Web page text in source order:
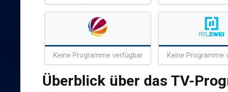
Keine Programme verfügbar Keine Programme
Überblick über das TV-